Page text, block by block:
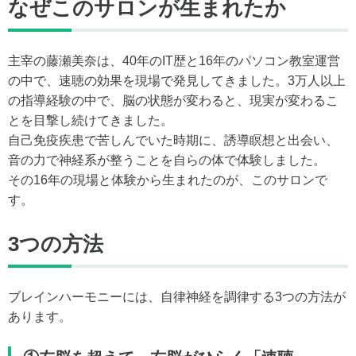
なぜこのサロンが生まれたか
主宰の藤瀬美奈は、40年のIT歴と16年のパソコン教室運営
の中で、速聴の効果を現場で発見してきました。3万人以上
の指導経験の中で、脳の状態が変わると、現実が変わるこ
とを目撃し続けてきました。
自己免疫疾患で苦しんでいた時期に、誘導瞑想と出会い、
音の力で神経系が整うことを自らの体で体験しました。
その16年の現場と体験から生まれたのが、このサロンで
す。
3つの方法
ブレインハーモニーには、自律神経を調律する3つの方法が
あります。